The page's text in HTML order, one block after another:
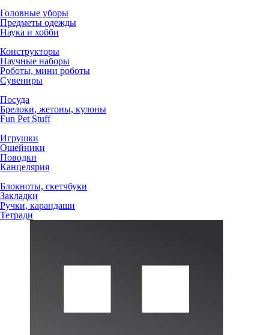
Головные уборы
Предметы одежды
Наука и хобби
Конструкторы
Научные наборы
Роботы, мини роботы
Сувениры
Посуда
Брелоки, жетоны, кулоны
Fun Pet Stuff
Игрушки
Ошейники
Поводки
Канцелярия
Блокноты, скетчбуки
Закладки
Ручки, карандаши
Тетради